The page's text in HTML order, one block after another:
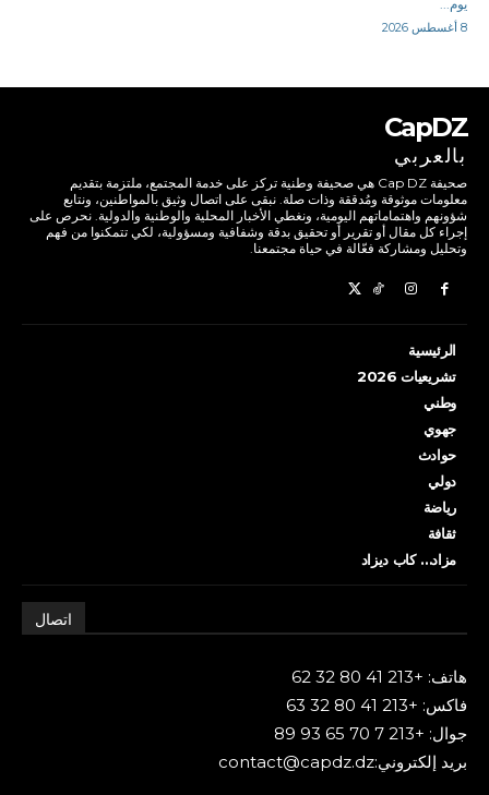
يوم...
8 أغسطس 2026
CapDZ
بالعربي
صحيفة Cap DZ هي صحيفة وطنية تركز على خدمة المجتمع، ملتزمة بتقديم
معلومات موثوقة ومُدققة وذات صلة. نبقى على اتصال وثيق بالمواطنين، ونتابع
شؤونهم واهتماماتهم اليومية، ونغطي الأخبار المحلية والوطنية والدولية. نحرص على
إجراء كل مقال أو تقرير أو تحقيق بدقة وشفافية ومسؤولية، لكي تتمكنوا من فهم
وتحليل ومشاركة فعّالة في حياة مجتمعنا.
الرئيسية
تشريعيات 2026
وطني
جهوي
حوادث
دولي
رياضة
ثقافة
مزاد… كاب ديزاد
اتصال
هاتف: +213 41 80 32 62
فاكس: +213 41 80 32 63
جوال: +213 7 70 65 93 89
بريد إلكتروني:contact@capdz.dz